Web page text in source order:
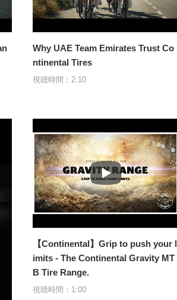
Why UAE Team Emirates Trust Co
ntinental Tires
視聴時間：2:10
【Continental】Grip to push your l
imits - The Continental Gravity MT
B Tire Range.
視聴時間：1:00